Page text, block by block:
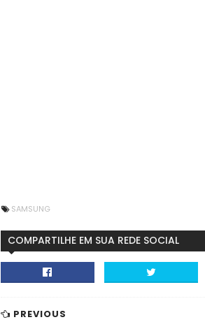
SAMSUNG
COMPARTILHE EM SUA REDE SOCIAL
PREVIOUS